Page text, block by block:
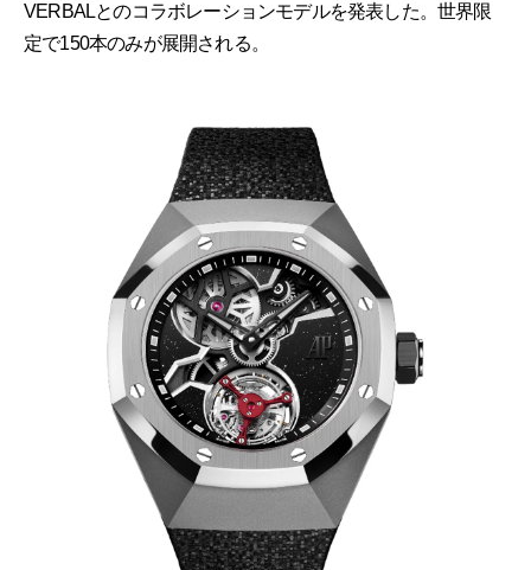
VERBALとのコラボレーションモデルを発表した。世界限
定で150本のみが展開される。